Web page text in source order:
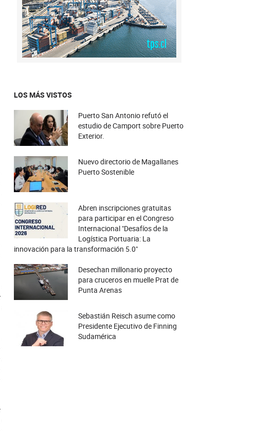
LOS MÁS VISTOS
Puerto San Antonio refutó el
estudio de Camport sobre Puerto
Exterior.
Nuevo directorio de Magallanes
Puerto Sostenible
Abren inscripciones gratuitas
para participar en el Congreso
Internacional "Desafíos de la
Logística Portuaria: La
innovación para la transformación 5.0"
Desechan millonario proyecto
para cruceros en muelle Prat de
Punta Arenas
Sebastián Reisch asume como
Presidente Ejecutivo de Finning
Sudamérica